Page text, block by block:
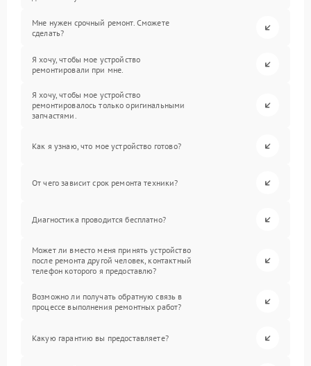
Мне нужен срочный ремонт. Сможете
сделать?
Я хочу, чтобы мое устройство
ремонтировали при мне.
Я хочу, чтобы мое устройство
ремонтировалось только оригинальными
запчастями.
Как я узнаю, что мое устройство готово?
От чего зависит срок ремонта техники?
Диагностика проводится бесплатно?
Может ли вместо меня принять устройство
после ремонта другой человек, контактный
телефон которого я предоставлю?
Возможно ли получать обратную связь в
процессе выполнения ремонтных работ?
Какую гарантию вы предоставляете?